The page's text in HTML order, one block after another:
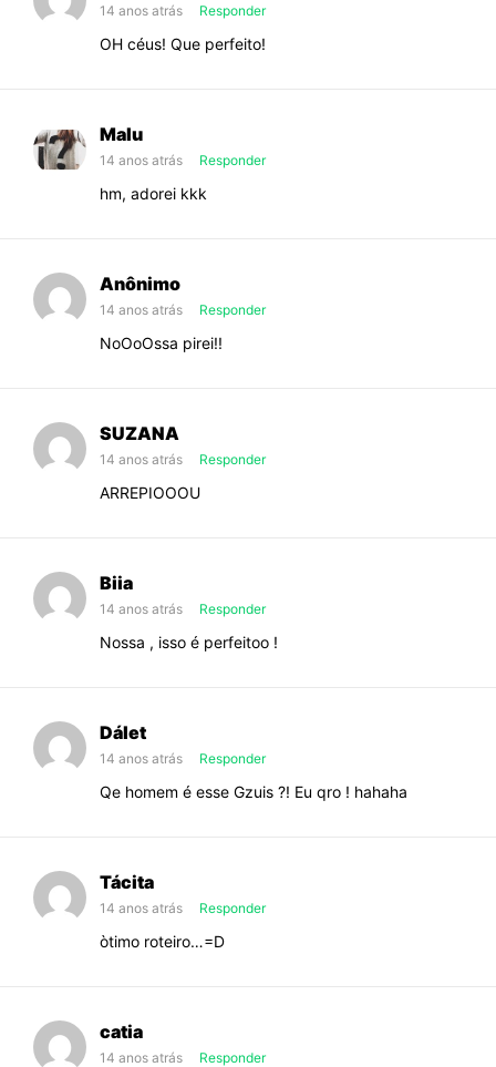
14 anos atrás Responder
OH céus! Que perfeito!
Malu
14 anos atrás Responder
hm, adorei kkk
Anônimo
14 anos atrás Responder
NoOoOssa pirei!!
SUZANA
14 anos atrás Responder
ARREPIOOOU
Biia
14 anos atrás Responder
Nossa , isso é perfeitoo !
Dálet
14 anos atrás Responder
Qe homem é esse Gzuis ?! Eu qro ! hahaha
Tácita
14 anos atrás Responder
òtimo roteiro…=D
catia
14 anos atrás Responder